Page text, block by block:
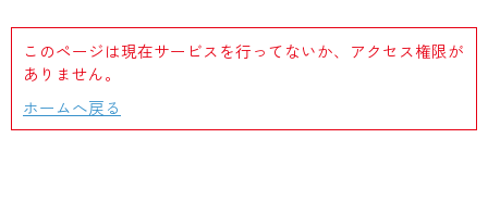
このページは現在サービスを行ってないか、アクセス権限が
ありません。
ホームへ戻る